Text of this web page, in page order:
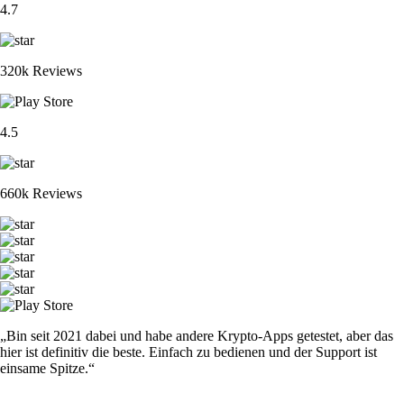
4.7
320k Reviews
4.5
660k Reviews
„Bin seit 2021 dabei und habe andere Krypto-Apps getestet, aber das
hier ist definitiv die beste. Einfach zu bedienen und der Support ist
einsame Spitze.“